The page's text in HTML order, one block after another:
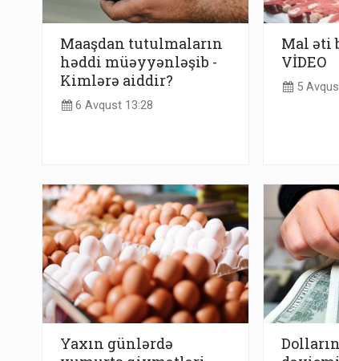
Maaşdan tutulmaların
həddi müəyyənləşib -
Kimlərə aiddir?
6 Avqust 13:28
Mal əti
VİDEO
5
Yaxın günlərdə